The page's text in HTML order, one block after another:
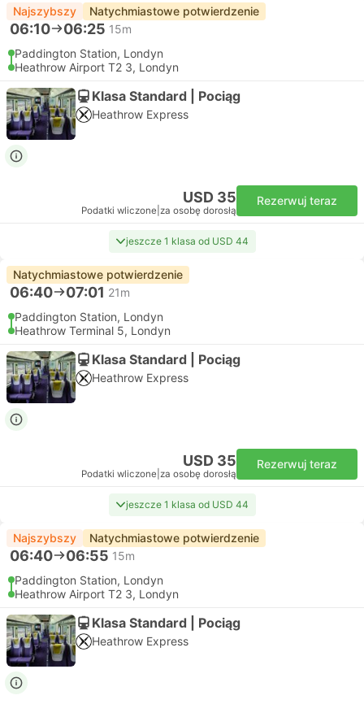
Najszybszy Natychmiastowe potwierdzenie
06:10 06:25 15m
Paddington Station, Londyn
Heathrow Airport T2 3, Londyn
Klasa Standard | Pociąg
Heathrow Express
USD 35
Podatki wliczone za osobę dorosłą
Rezerwuj teraz
jeszcze 1 klasa od USD 44
Natychmiastowe potwierdzenie
06:40 07:01 21m
Paddington Station, Londyn
Heathrow Terminal 5, Londyn
Klasa Standard | Pociąg
Heathrow Express
USD 35
Podatki wliczone za osobę dorosłą
Rezerwuj teraz
jeszcze 1 klasa od USD 44
Najszybszy Natychmiastowe potwierdzenie
06:40 06:55 15m
Paddington Station, Londyn
Heathrow Airport T2 3, Londyn
Klasa Standard | Pociąg
Heathrow Express